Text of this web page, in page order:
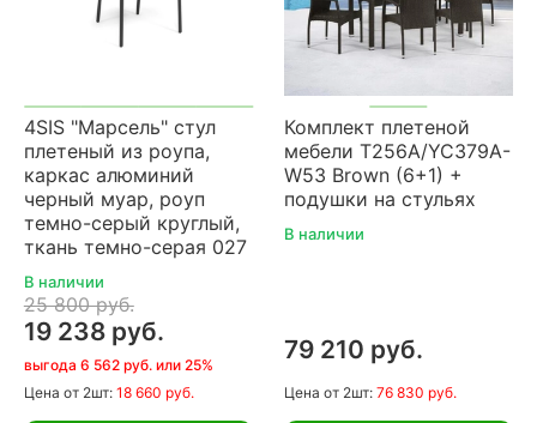
4SIS "Марсель" стул
плетеный из роупа,
каркас алюминий
черный муар, роуп
темно-серый круглый,
ткань темно-серая 027
В наличии
25 800 руб.
19 238 руб.
выгода 6 562 руб. или 25%
Цена от 2шт: 18 660 руб.
Комплект плетеной
мебели T256A/YC379A-
W53 Brown (6+1) +
подушки на стульях
В наличии
79 210 руб.
Цена от 2шт: 76 830 руб.